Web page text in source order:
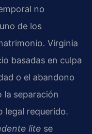
no
de los
Virginia
basadas en culpa
o el abandono
separación
legal requerido.
lite se